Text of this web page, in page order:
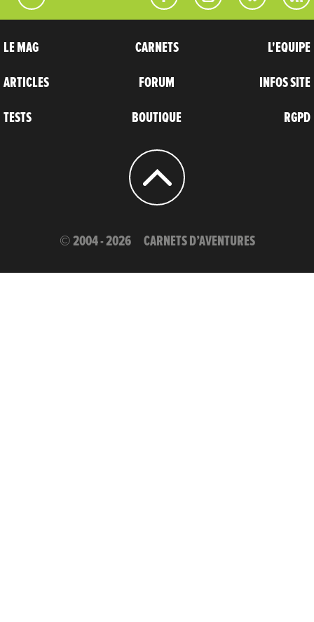
LE MAG
ARTICLES
TESTS
CARNETS
FORUM
BOUTIQUE
L'EQUIPE
INFOS SITE
RGPD
© 2004 - 2026 CARNETS D’AVENTURES